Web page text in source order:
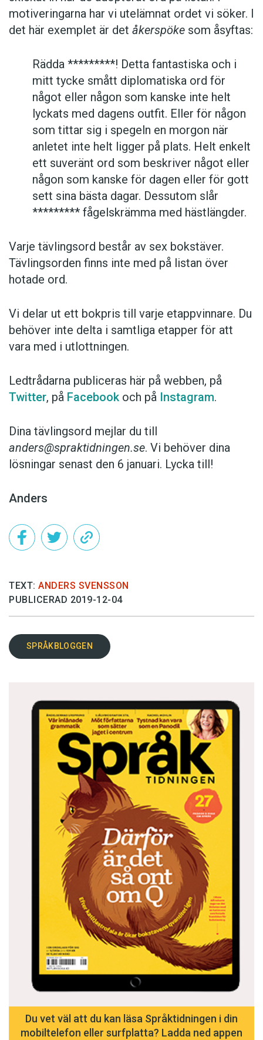
motiveringarna har vi utelämnat ordet vi söker. I
det här exemplet är det åkerspöke som åsyftas:
Rädda *********! Detta fantastiska och i
mitt tycke smått diplomatiska ord för
något eller någon som kanske inte helt
lyckats med dagens outfit. Eller för någon
som tittar sig i spegeln en morgon när
anletet inte helt ligger på plats. Helt enkelt
ett suveränt ord som beskriver något eller
någon som kanske för dagen eller för gott
sett sina bästa dagar. Dessutom slår
********* fågelskrämma med hästlängder.
Varje tävlingsord består av sex bokstäver.
Tävlingsorden finns inte med på listan över
hotade ord.
Vi delar ut ett bokpris till varje etappvinnare. Du
behöver inte delta i samtliga etapper för att
vara med i utlottningen.
Ledtrådarna publiceras här på webben, på
Twitter, på Facebook och på Instagram.
Dina tävlingsord mejlar du till
anders@spraktidningen.se. Vi behöver dina
lösningar senast den 6 januari. Lycka till!
Anders
TEXT: ANDERS SVENSSON
PUBLICERAD 2019-12-04
SPRÅKBLOGGEN
Du vet väl att du kan läsa Språktidningen i din
mobiltelefon eller surfplatta? Ladda ned appen